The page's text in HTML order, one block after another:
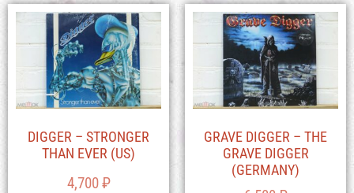
DIGGER – STRONGER
THAN EVER (US)
4,700₽
GRAVE DIGGER – THE
GRAVE DIGGER
(GERMANY)